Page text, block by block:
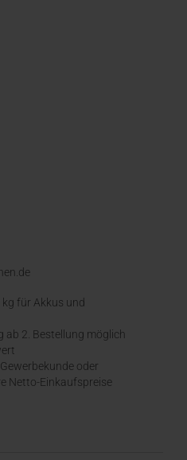
für Akkus und
ab 2. Bestellung möglich
oder
Netto-Einkaufspreise